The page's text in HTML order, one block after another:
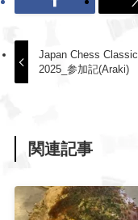
Japan Chess Classic
2025_参加記(Araki)
関連記事